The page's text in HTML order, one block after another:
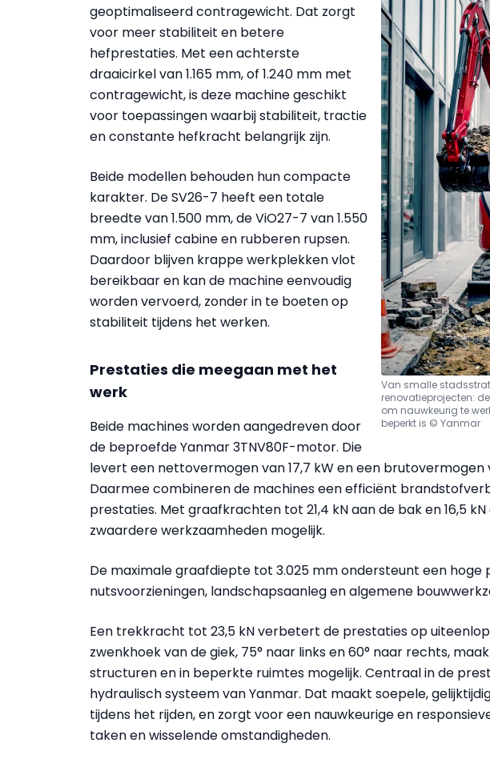
Van smalle
renovatieprojecten:
om nauwkeurig te
beperkt is © Yanmar
geoptimaliseerd contragewicht. Dat zorgt
voor meer stabiliteit en betere
hefprestaties. Met een achterste
draaicirkel van 1.165 mm, of 1.240 mm met
contragewicht, is deze machine geschikt
voor toepassingen waarbij stabiliteit, tractie
en constante hefkracht belangrijk zijn.
Beide modellen behouden hun compacte
karakter. De SV26-7 heeft een totale
breedte van 1.500 mm, de ViO27-7 van 1.550
mm, inclusief cabine en rubberen rupsen.
Daardoor blijven krappe werkplekken vlot
bereikbaar en kan de machine eenvoudig
worden vervoerd, zonder in te boeten op
stabiliteit tijdens het werken.
Prestaties die meegaan met het
werk
Beide machines worden aangedreven door
de beproefde Yanmar 3TNV80F-motor. Die
levert een nettovermogen van 17,7 kW en een brutovermogen
Daarmee combineren de machines een efficiënt
prestaties. Met graafkrachten tot 21,4 kN aan de bak en 16,5
zwaardere werkzaamheden mogelijk.
De maximale graafdiepte tot 3.025 mm ondersteunt een hoge
nutsvoorzieningen, landschapsaanleg en algemene
Een trekkracht tot 23,5 kN verbetert de prestaties op
zwenkhoek van de giek, 75° naar links en 60° naar rechts,
structuren en in beperkte ruimtes mogelijk. Centraal in de
hydraulisch systeem van Yanmar. Dat maakt soepele,
tijdens het rijden, en zorgt voor een nauwkeurige en
taken en wisselende omstandigheden.